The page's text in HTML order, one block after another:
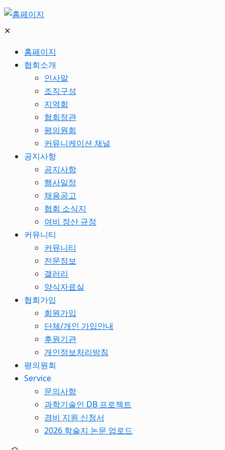
✕
홈페이지
협회소개
인사말
조직구성
지역회
협회정관
평의원회
커뮤니케이션 채널
공지사항
공지사항
행사일정
채용공고
협회 소식지
여비 정산 규정
커뮤니티
커뮤니티
전문정보
갤러리
양식자료실
협회가입
회원가입
단체/개인 가입안내
후원기관
개인정보처리방침
평의원회
Service
문의사항
과학기술인 DB 프로젝트
경비 지원 신청서
2026 학술지 논문 업로드